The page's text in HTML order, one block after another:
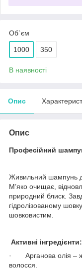
Об`єм
1000 350
В наявності
Опис
Опис
Професійний
Живильний шампунь
М’яко очищає,
природний блиск.
гідролізованому
шовковистим.
Активні інгредієнти:
· Арганова олія –
волосся.